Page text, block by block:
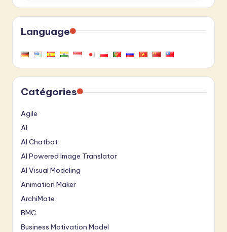
Language
Catégories
Agile
AI
AI Chatbot
AI Powered Image Translator
AI Visual Modeling
Animation Maker
ArchiMate
BMC
Business Motivation Model